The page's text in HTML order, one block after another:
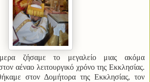
ζήσαμε το μεγαλείο μιας ακόμα
αέναο λειτουργικό χρόνο της Εκκλησίας.
στον Δομήτορα της Εκκλησίας, τον